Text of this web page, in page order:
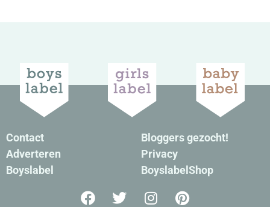
Contact
Adverteren
Boyslabel
Bloggers gezocht!
Privacy
BoyslabelShop